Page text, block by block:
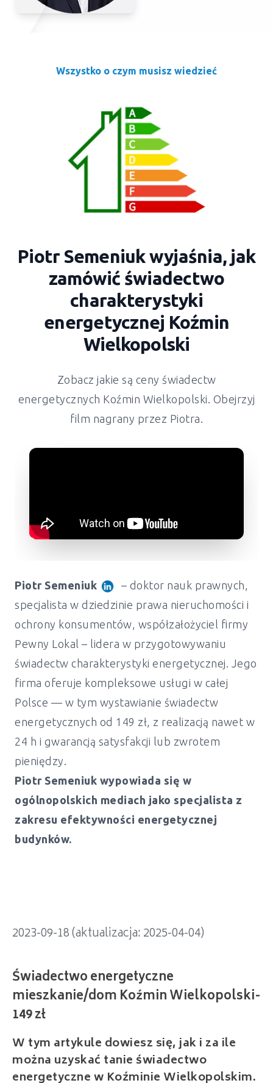
Wszystko o czym musisz wiedzieć
Piotr Semeniuk wyjaśnia, jak
zamówić świadectwo
charakterystyki
energetycznej Koźmin
Wielkopolski
Zobacz jakie są ceny świadectw
energetycznych Koźmin Wielkopolski. Obejrzyj
film nagrany przez Piotra.
Piotr Semeniuk
– doktor nauk prawnych,
specjalista w dziedzinie prawa nieruchomości i
ochrony konsumentów, współzałożyciel firmy
Pewny Lokal – lidera w przygotowywaniu
świadectw charakterystyki energetycznej. Jego
firma oferuje kompleksowe usługi w całej
Polsce — w tym wystawianie świadectw
energetycznych od 149 zł, z realizacją nawet w
24 h i gwarancją satysfakcji lub zwrotem
pieniędzy.
Piotr Semeniuk wypowiada się w
ogólnopolskich mediach jako specjalista z
zakresu efektywności energetycznej
budynków.
2023-09-18 (aktualizacja: 2025-04-04)
Świadectwo energetyczne
W tym artykule dowiesz się, jak i za ile
można uzyskać tanie świadectwo
energetyczne w Koźminie Wielkopolskim.